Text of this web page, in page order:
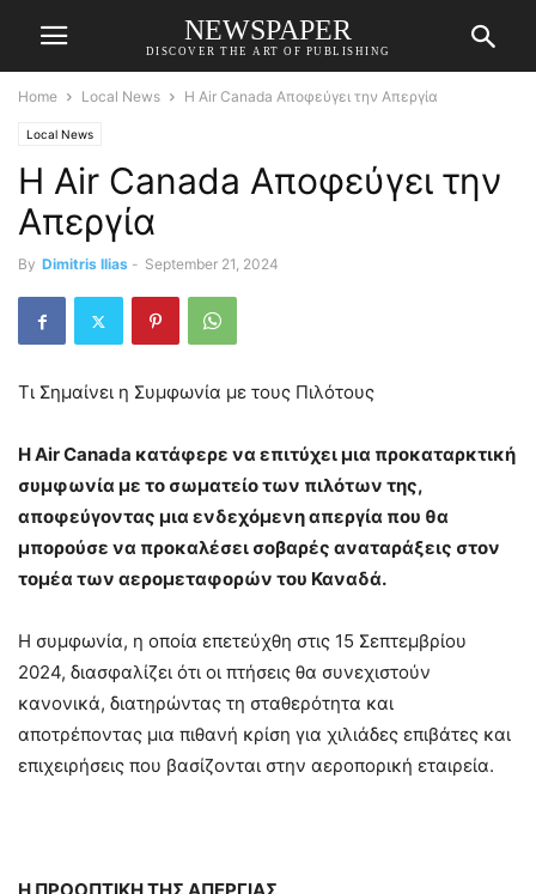
NEWSPAPER
DISCOVER THE ART OF PUBLISHING
Home Local News Η Air Canada Αποφεύγει την Απεργία
Local News
Η Air Canada Αποφεύγει την
Απεργία
By Dimitris Ilias - September 21, 2024
Τι Σημαίνει η Συμφωνία με τους Πιλότους
Η Air Canada κατάφερε να επιτύχει μια προκαταρκτική
συμφωνία με το σωματείο των πιλότων της,
αποφεύγοντας μια ενδεχόμενη απεργία που θα
μπορούσε να προκαλέσει σοβαρές αναταράξεις στον
τομέα των αερομεταφορών του Καναδά.
Η συμφωνία, η οποία επετεύχθη στις 15 Σεπτεμβρίου
2024, διασφαλίζει ότι οι πτήσεις θα συνεχιστούν
κανονικά, διατηρώντας τη σταθερότητα και
αποτρέποντας μια πιθανή κρίση για χιλιάδες επιβάτες και
επιχειρήσεις που βασίζονται στην αεροπορική εταιρεία.